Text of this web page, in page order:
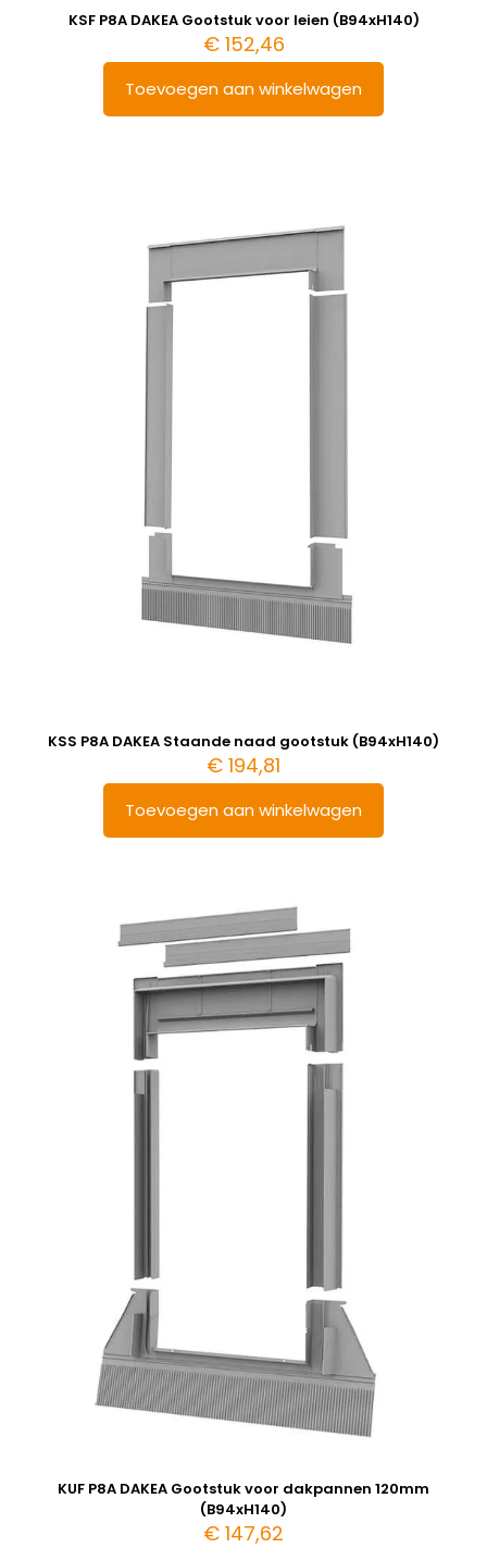
KSF P8A DAKEA Gootstuk voor leien (B94xH140)
€152,46
Toevoegen aan winkelwagen
KSS P8A DAKEA Staande naad gootstuk (B94xH140)
€ 194,81
Toevoegen aan winkelwagen
KUF P8A DAKEA Gootstuk voor dakpannen 120mm
(B94xH140)
€ 147,62